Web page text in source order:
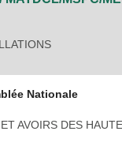
Nationale
AVOIRS DES